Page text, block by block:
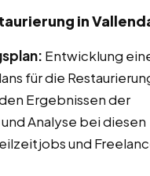
in
Entwicklung
für die
Ergebnissen der
Analyse bei diesen
und